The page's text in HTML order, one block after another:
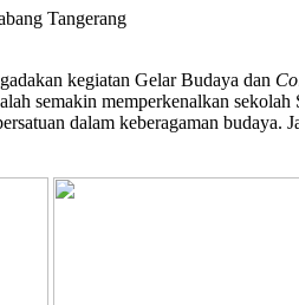
kegiatan Gelar Budaya dan
semakin memperkenalkan
dalam keberagaman